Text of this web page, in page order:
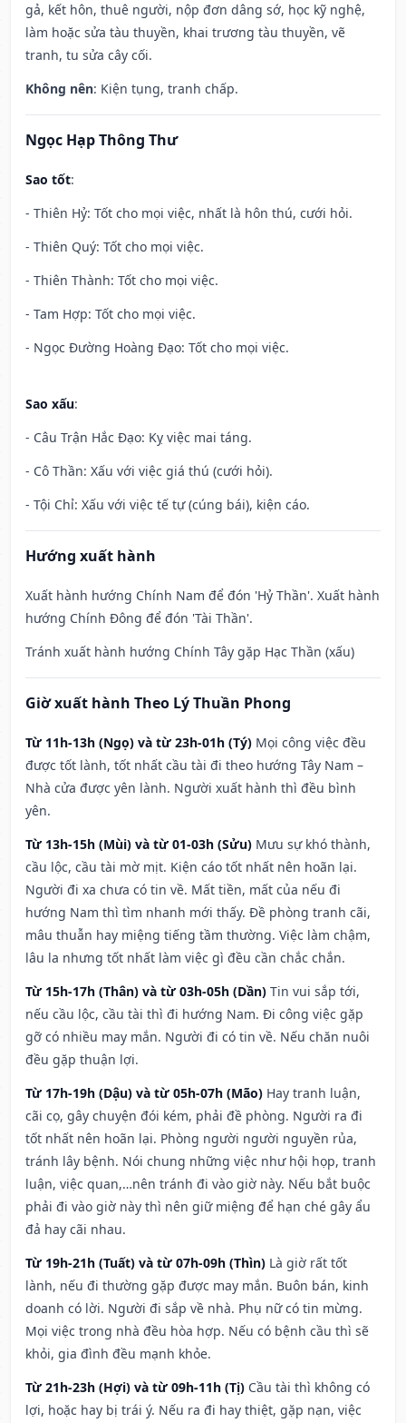
gả, kết hôn, thuê người, nộp đơn dâng sớ, học kỹ nghệ,
làm hoặc sửa tàu thuyền, khai trương tàu thuyền, vẽ
tranh, tu sửa cây cối.
Không nên: Kiện tụng, tranh chấp.
Ngọc Hạp Thông Thư
Sao tốt:
- Thiên Hỷ: Tốt cho mọi việc, nhất là hôn thú, cưới hỏi.
- Thiên Quý: Tốt cho mọi việc.
- Thiên Thành: Tốt cho mọi việc.
- Tam Hợp: Tốt cho mọi việc.
- Ngọc Đường Hoàng Đạo: Tốt cho mọi việc.
Sao xấu:
- Câu Trận Hắc Đạo: Kỵ việc mai táng.
- Cô Thần: Xấu với việc giá thú (cưới hỏi).
- Tội Chỉ: Xấu với việc tế tự (cúng bái), kiện cáo.
Hướng xuất hành
Xuất hành hướng Chính Nam để đón 'Hỷ Thần'. Xuất hành
hướng Chính Đông để đón 'Tài Thần'.
Tránh xuất hành hướng Chính Tây gặp Hạc Thần (xấu)
Giờ xuất hành Theo Lý Thuần Phong
Từ 11h-13h (Ngọ) và từ 23h-01h (Tý) Mọi công việc đều
được tốt lành, tốt nhất cầu tài đi theo hướng Tây Nam –
Nhà cửa được yên lành. Người xuất hành thì đều bình
yên.
Từ 13h-15h (Mùi) và từ 01-03h (Sửu) Mưu sự khó thành,
cầu lộc, cầu tài mờ mịt. Kiện cáo tốt nhất nên hoãn lại.
Người đi xa chưa có tin về. Mất tiền, mất của nếu đi
hướng Nam thì tìm nhanh mới thấy. Đề phòng tranh cãi,
mâu thuẫn hay miệng tiếng tầm thường. Việc làm chậm,
lâu la nhưng tốt nhất làm việc gì đều cần chắc chắn.
Từ 15h-17h (Thân) và từ 03h-05h (Dần) Tin vui sắp tới,
nếu cầu lộc, cầu tài thì đi hướng Nam. Đi công việc gặp
gỡ có nhiều may mắn. Người đi có tin về. Nếu chăn nuôi
đều gặp thuận lợi.
Từ 17h-19h (Dậu) và từ 05h-07h (Mão) Hay tranh luận,
cãi cọ, gây chuyện đói kém, phải đề phòng. Người ra đi
tốt nhất nên hoãn lại. Phòng người người nguyền rủa,
tránh lây bệnh. Nói chung những việc như hội họp, tranh
luận, việc quan,…nên tránh đi vào giờ này. Nếu bắt buộc
phải đi vào giờ này thì nên giữ miệng để hạn ché gây ẩu
đả hay cãi nhau.
Từ 19h-21h (Tuất) và từ 07h-09h (Thìn) Là giờ rất tốt
lành, nếu đi thường gặp được may mắn. Buôn bán, kinh
doanh có lời. Người đi sắp về nhà. Phụ nữ có tin mừng.
Mọi việc trong nhà đều hòa hợp. Nếu có bệnh cầu thì sẽ
khỏi, gia đình đều mạnh khỏe.
Từ 21h-23h (Hợi) và từ 09h-11h (Tị) Cầu tài thì không có
lợi, hoặc hay bị trái ý. Nếu ra đi hay thiệt, gặp nạn, việc